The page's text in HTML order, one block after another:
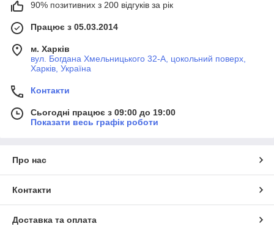
90% позитивних з 200 відгуків за рік
Працює з 05.03.2014
м. Харків
вул. Богдана Хмельницького 32-А, цокольний поверх,
Харків, Україна
Контакти
Сьогодні працює з 09:00 до 19:00
Показати весь графік роботи
Про нас
Контакти
Доставка та оплата